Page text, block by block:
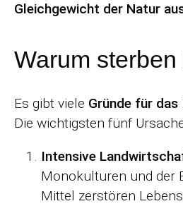
Gleichgewicht der Natur
Warum
Es gibt viele Gründe für
Die wichtigsten fünf
Intensive
Monokulturen und der
Mittel zerstören